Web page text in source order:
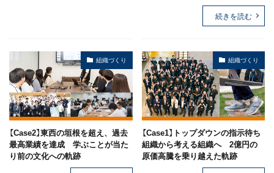
続きを読む
組織づくり
【Case2】東西の垣根を超え、過去
最高業績を達成 学ぶことが当た
り前の文化への軌跡
組織づくり
【Case1】トップダウンの指示待ち
組織から考える組織へ 2億円の
原価高騰を乗り越えた軌跡